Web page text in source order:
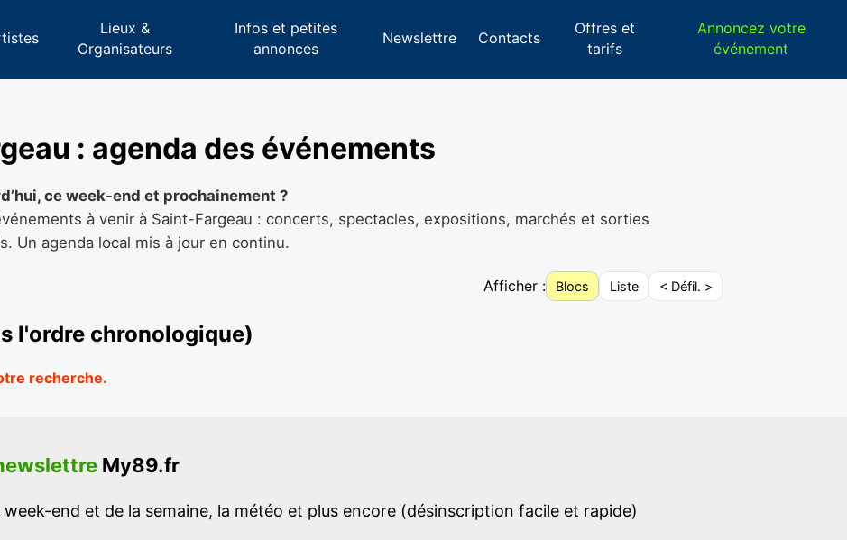
Lieux &
Organisateurs
Infos et petites
annonces
Newslettre Contacts
Offres et
tarifs
Annoncez votre
événement
: agenda des événements
ce week-end et prochainement ?
à venir à Saint-Fargeau : concerts, spectacles, expositions, marchés et sorties
Un agenda local mis à jour en continu.
Afficher : Blocs Liste < Défil. >
l'ordre chronologique)
recherche.
My89.fr
week-end et de la semaine, la météo et plus encore (désinscription facile et rapide)